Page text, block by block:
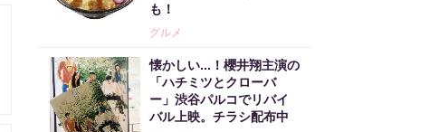
も！
グルメ
懐かしい...！櫻井翔主演の
「ハチミツとクローバ
ー」渋谷パルコでリバイ
バル上映。チラシ配布中